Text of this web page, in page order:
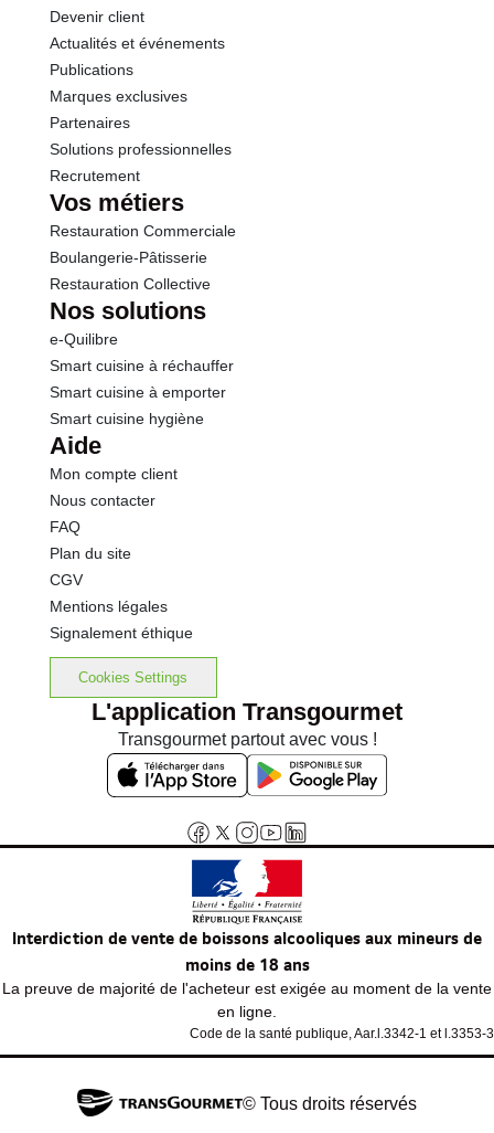
Devenir client
Actualités et événements
Publications
Marques exclusives
Partenaires
Solutions professionnelles
Recrutement
Vos métiers
Restauration Commerciale
Boulangerie-Pâtisserie
Restauration Collective
Nos solutions
e-Quilibre
Smart cuisine à réchauffer
Smart cuisine à emporter
Smart cuisine hygiène
Aide
Mon compte client
Nous contacter
FAQ
Plan du site
CGV
Mentions légales
Signalement éthique
Cookies Settings
L'application Transgourmet
Transgourmet partout avec vous !
Interdiction de vente de boissons alcooliques aux mineurs de
moins de 18 ans
La preuve de majorité de l'acheteur est exigée au moment de la vente
en ligne.
Code de la santé publique, Aar.l.3342-1 et l.3353-3
© Tous droits réservés